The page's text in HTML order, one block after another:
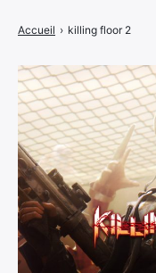
Accueil › killing floor 2